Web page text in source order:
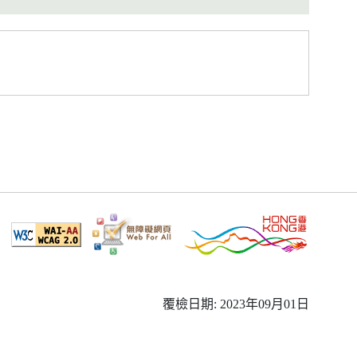
覆檢日期: 2023年09月01日